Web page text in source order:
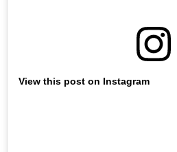
View this post on Instagram